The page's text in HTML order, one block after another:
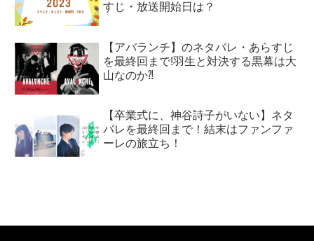
すじ・放送開始日は？
【アバランチ】のネタバレ・あらすじ
を最終回まで!羽生と対決する黒幕は大
山なのか⁈
【卒業式に、神谷詩子がいない】ネタ
バレを最終回まで！結末はファンファ
ーレの旅立ち！